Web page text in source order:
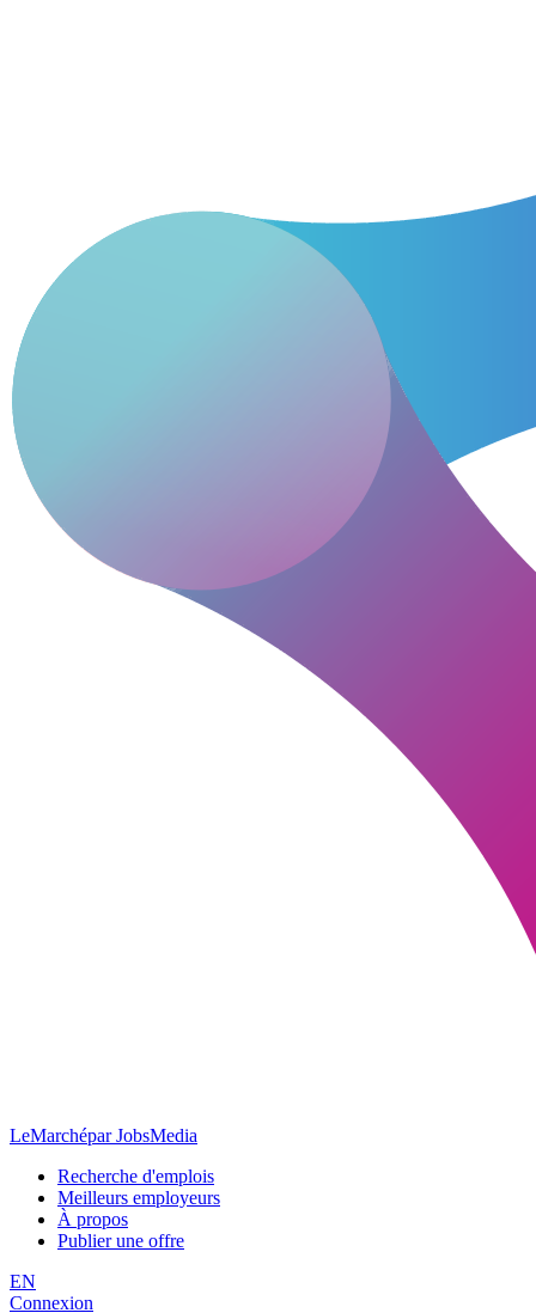
LeMarchépar JobsMedia
Recherche d'emplois
Meilleurs employeurs
À propos
Publier une offre
EN
Connexion